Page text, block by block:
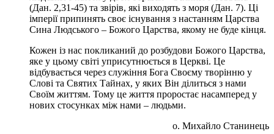
(Дан. 2,31-45) та звірів, які виходять з моря (Дан. 7). Ці
імперії припинять своє існування з настанням Царства
Сина Людського – Божого Царства, якому не буде кінця.
Кожен із нас покликаний до розбудови Божого Царства,
яке у цьому світі уприсутнюється в Церкві. Це
відбувається через служіння Бога Своєму творінню у
Слові та Святих Тайнах, у яких Він ділиться з нами
Своїм життям. Тому це життя проростає насамперед у
нових стосунках між нами – людьми.
о. Михайло Станинець